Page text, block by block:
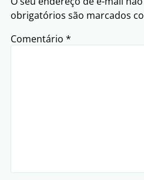
obrigatórios são marcados
Comentário *